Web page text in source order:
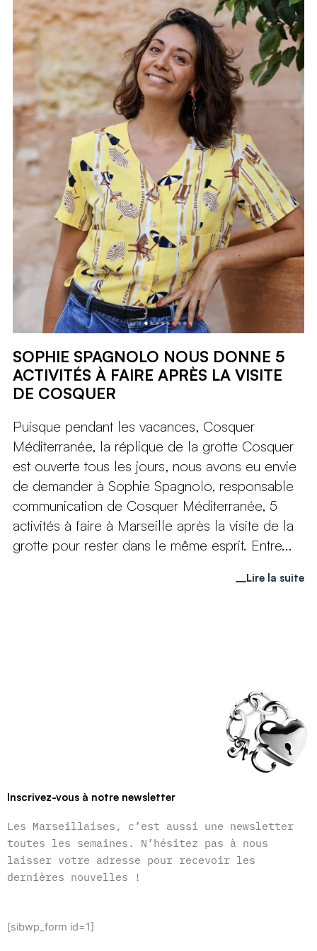
SOPHIE SPAGNOLO NOUS DONNE 5
ACTIVITÉS À FAIRE APRÈS LA VISITE
DE COSQUER
Puisque pendant les vacances, Cosquer
Méditerranée, la réplique de la grotte Cosquer
est ouverte tous les jours, nous avons eu envie
de demander à Sophie Spagnolo, responsable
communication de Cosquer Méditerranée, 5
activités à faire à Marseille après la visite de la
grotte pour rester dans le même esprit. Entre...
Lire la suite
Inscrivez-vous à notre newsletter
Les Marseillaises, c’est aussi une newsletter
toutes les semaines. N’hésitez pas à nous
laisser votre adresse pour recevoir les
dernières nouvelles !
[sibwp_form id=1]